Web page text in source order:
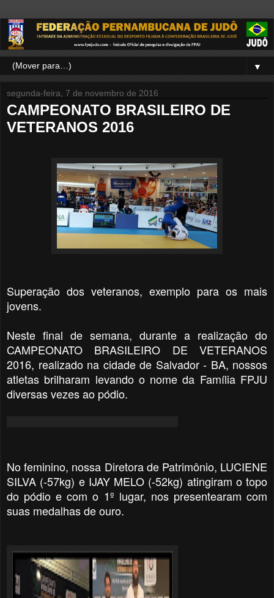
▼
segunda-feira, 7 de novembro de 2016
CAMPEONATO BRASILEIRO DE
VETERANOS 2016
Superação dos veteranos, exemplo para os mais
jovens.
Neste final de semana, durante a realização do
CAMPEONATO BRASILEIRO DE VETERANOS
2016, realizado na cidade de Salvador - BA, nossos
atletas brilharam levando o nome da Família FPJU
diversas vezes ao pódio.
No feminino, nossa Diretora de Patrimônio, LUCIENE
SILVA (-57kg) e IJAY MELO (-52kg) atingiram o topo
do pódio e com o 1º lugar, nos presentearam com
suas medalhas de ouro.